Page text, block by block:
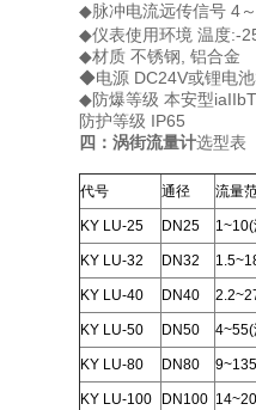
◆脉冲电流远传信号 4
◆仪表使用环境 温度:-
◆材质 不锈钢, 铝合金
◆电源 DC24V或锂电
◆防爆等级 本安型
防护等级 IP65
四：涡街流量计选型表
代号 通径 流量
KY LU-25 DN25
KY LU-32 DN32
KY LU-40 DN40
KY LU-50 DN50
KY LU-80 DN80
KY LU-100 DN100